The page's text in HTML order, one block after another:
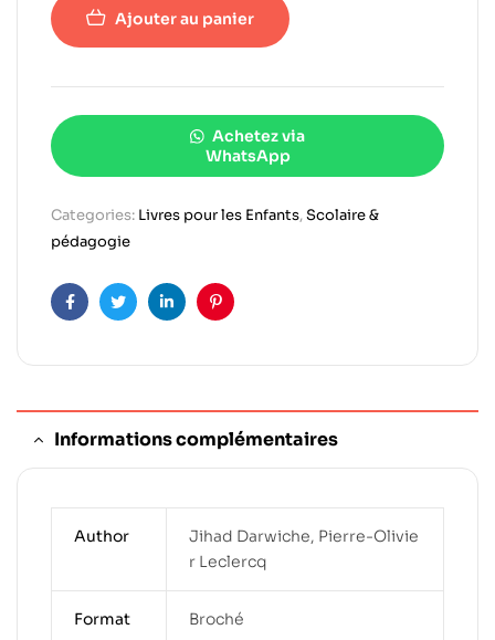
Ajouter au panier
Achetez via
WhatsApp
Categories: Livres pour les Enfants,Scolaire &
pédagogie
FacebookTwitterLinkedinPinterest
Informations complémentaires
Author
Jihad Darwiche, Pierre-Olivie
r Leclercq
Format Broché